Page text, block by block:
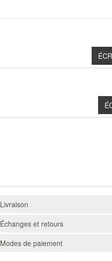
Livraison
Échanges et retours
Modes de paiement